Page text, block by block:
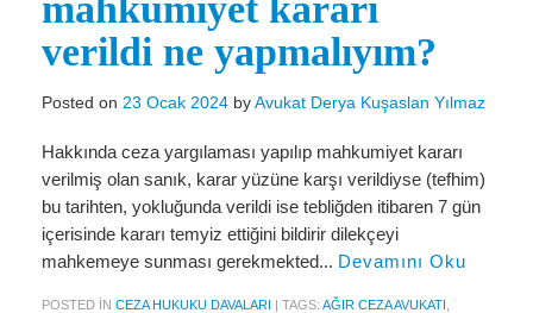
Miras Hukuku
İcra Ve İflas Hukuku
Gayrimenkul hukuku
Ticaret Hukuku
İdare ve Vergi Hukuku
Basında Derya Kuşaslan
HESAPLAMA ARAÇLARI
mahkumiyet kararı
verildi ne yapmalıyım?
Posted on 23 Ocak 2024 byAvukat Derya Kuşaslan Yılmaz
Hakkında ceza yargılaması yapılıp mahkumiyet kararı
verilmiş olan sanık, karar yüzüne karşı verildiyse (tefhim)
bu tarihten, yokluğunda verildi ise tebliğden itibaren 7 gün
içerisinde kararı temyiz ettiğini bildirir dilekçeyi
mahkemeye sunması gerekmekted... Devamını Oku
POSTED IN CEZA HUKUKU DAVALARI | TAGS: AĞIR CEZA AVUKATI